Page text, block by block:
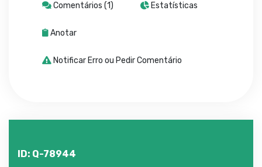
Comentários (1) Estatísticas
Anotar
Notificar Erro ou Pedir Comentário
ID: Q-78944